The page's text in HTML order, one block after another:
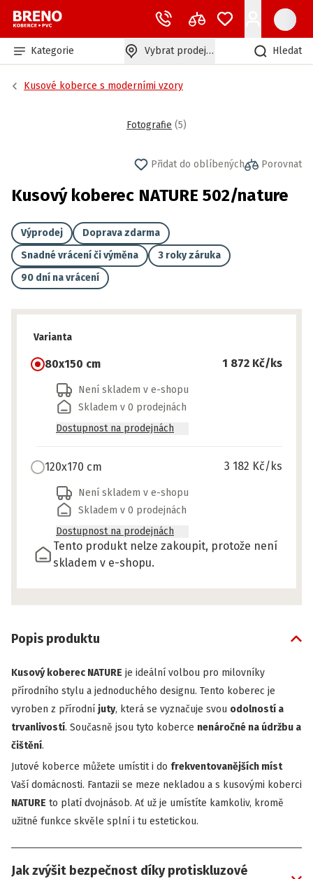
Kategorie Vybrat prodejnu Hledat
Kusové koberce s moderními vzory
Fotografie (5)
Přidat do oblíbených Porovnat
Kusový koberec NATURE 502/nature
Výprodej
Doprava zdarma
Snadné vrácení či výměna
3 roky záruka
90 dní na vrácení
Varianta
80x150 cm 1 872 Kč/ks
Není skladem v e-shopu
Skladem v 0 prodejnách
Dostupnost na prodejnách
120x170 cm 3 182 Kč/ks
Není skladem v e-shopu
Skladem v 0 prodejnách
Dostupnost na prodejnách
Tento produkt nelze zakoupit, protože není
skladem v e-shopu.
Popis produktu
Kusový koberec NATURE je ideální volbou pro milovníky
přírodního stylu a jednoduchého designu. Tento koberec je
vyroben z přírodní juty, která se vyznačuje svou odolností a
trvanlivostí. Současně jsou tyto koberce nenáročné na údržbu a
čištění.
Jutové koberce můžete umístit i do frekventovanějších míst
Vaší domácnosti. Fantazii se meze nekladou a s kusovými koberci
NATURE to platí dvojnásob. Ať už je umístíte kamkoliv, kromě
užitné funkce skvěle splní i tu estetickou.
Jak zvýšit bezpečnost díky protiskluzové